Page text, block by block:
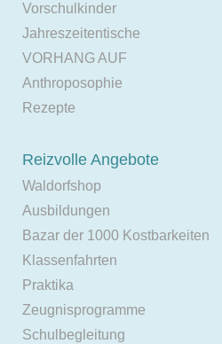
Vorschulkinder
Jahreszeitentische
VORHANG AUF
Anthroposophie
Rezepte
Reizvolle Angebote
Waldorfshop
Ausbildungen
Bazar der 1000 Kostbarkeiten
Klassenfahrten
Praktika
Zeugnisprogramme
Schulbegleitung